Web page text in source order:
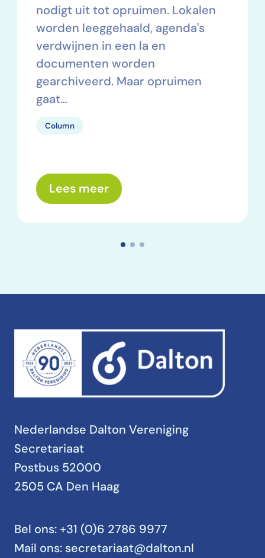
nodigt uit tot opruimen. Lokalen
worden leeggehaald, agenda's
verdwijnen in een la en
documenten worden
gearchiveerd. Maar opruimen
gaat…
Column
Lees meerover: Wat nemen we mee?
Nederlandse Dalton Vereniging
Secretariaat
Postbus 52000
2505 CA Den Haag
Bel ons: +31 (0)6 2786 9977
Mail ons: secretariaat@dalton.nl